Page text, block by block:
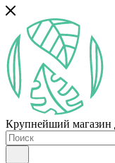
Крупнейший магазин